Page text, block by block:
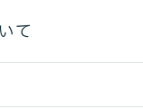
て